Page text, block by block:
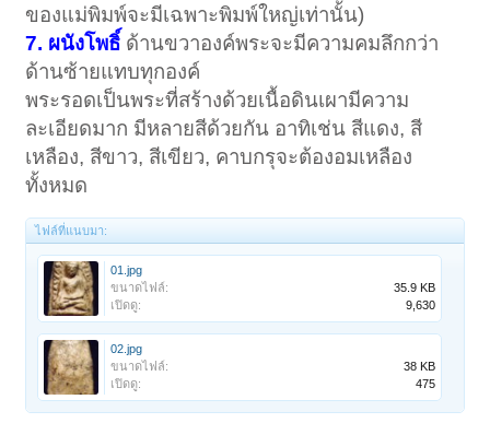
ของแม่พิมพ์จะมีเฉพาะพิมพ์ใหญ่เท่านั้น)
7. ผนังโพธิ์ ด้านขวาองค์พระจะมีความคมลึกกว่า
ด้านซ้ายแทบทุกองค์
พระรอดเป็นพระที่สร้างด้วยเนื้อดินเผามีความ
ละเอียดมาก มีหลายสีด้วยกัน อาทิเช่น สีแดง, สี
เหลือง, สีขาว, สีเขียว, คาบกรุจะต้องอมเหลือง
ทั้งหมด
ไฟล์ที่แนบมา:
01.jpg
ขนาดไฟล์:
35.9 KB
เปิดดู:
9,630
02.jpg
ขนาดไฟล์:
38 KB
เปิดดู:
475